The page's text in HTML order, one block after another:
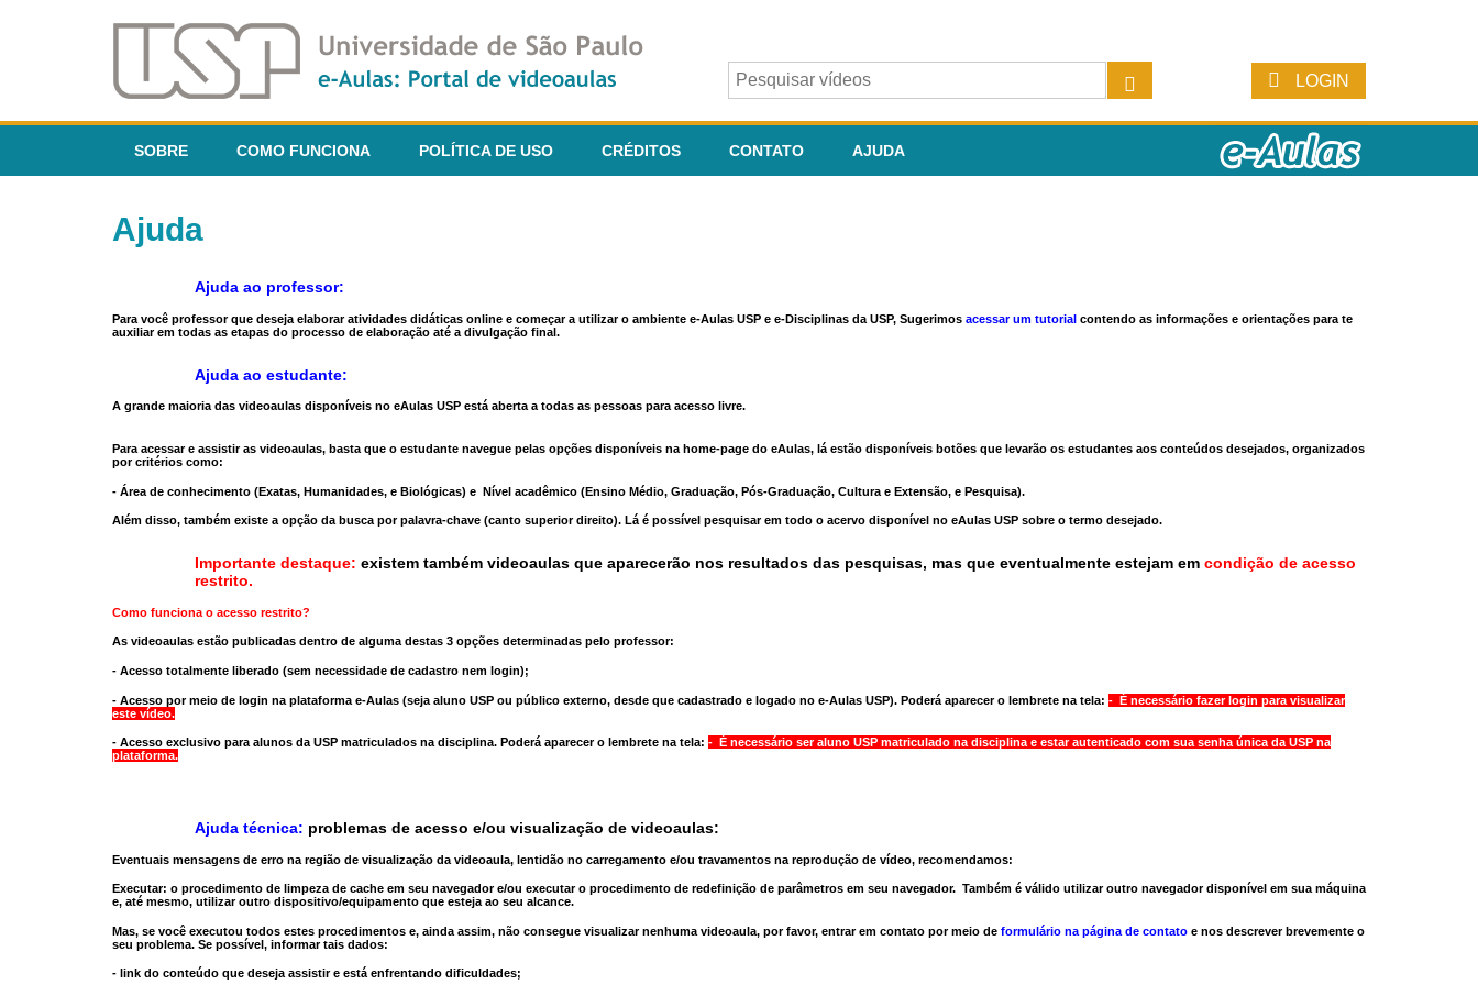
LOGIN
SOBRE COMO FUNCIONA POLÍTICA DE USO CRÉDITOS CONTATO AJUDA
Ajuda
Ajuda ao professor:
Para você professor que deseja elaborar atividades didáticas online e começar a utilizar o ambiente e-Aulas USP e e-Disciplinas da USP, Sugerimos acessar um tutorial contendo as informações e orientações para te
auxiliar em todas as etapas do processo de elaboração até a divulgação final.
Ajuda ao estudante:
A grande maioria das videoaulas disponíveis no eAulas USP está aberta a todas as pessoas para acesso livre.
Para acessar e assistir as videoaulas, basta que o estudante navegue pelas opções disponíveis na home-page do eAulas, lá estão disponíveis botões que levarão os estudantes aos conteúdos desejados, organizados
por critérios como:
- Área de conhecimento (Exatas, Humanidades, e Biológicas) e Nível acadêmico (Ensino Médio, Graduação, Pós-Graduação, Cultura e Extensão, e Pesquisa).
Além disso, também existe a opção da busca por palavra-chave (canto superior direito). Lá é possível pesquisar em todo o acervo disponível no eAulas USP sobre o termo desejado.
Importante destaque: existem também videoaulas que aparecerão nos resultados das pesquisas, mas que eventualmente estejam em condição de acesso
restrito.
Como funciona o acesso restrito?
As videoaulas estão publicadas dentro de alguma destas 3 opções determinadas pelo professor:
- Acesso totalmente liberado (sem necessidade de cadastro nem login);
- Acesso por meio de login na plataforma e-Aulas (seja aluno USP ou público externo, desde que cadastrado e logado no e-Aulas USP). Poderá aparecer o lembrete na tela: - É necessário fazer login para visualizar
este vídeo.
- Acesso exclusivo para alunos da USP matriculados na disciplina. Poderá aparecer o lembrete na tela: - É necessário ser aluno USP matriculado na disciplina e estar autenticado com sua senha única da USP na
plataforma.
Ajuda técnica: problemas de acesso e/ou visualização de videoaulas:
Eventuais mensagens de erro na região de visualização da videoaula, lentidão no carregamento e/ou travamentos na reprodução de vídeo, recomendamos:
Executar: o procedimento de limpeza de cache em seu navegador e/ou executar o procedimento de redefinição de parâmetros em seu navegador. Também é válido utilizar outro navegadordisponível em sua máquina
e, até mesmo, utilizar outro dispositivo/equipamento que esteja ao seu alcance.
Mas, se você executou todos estes procedimentos e, ainda assim, não consegue visualizar nenhuma videoaula, por favor, entrar em contato por meio de formulário na página de contato e nos descrever brevemente o
seu problema. Se possível, informar tais dados:
- link do conteúdo que deseja assistir e está enfrentando dificuldades;